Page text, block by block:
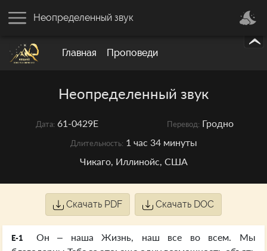
Главная Проповеди
Неопределенный звук
Неопределенный звук
Дата: 61-0429E Перевод: Гродно
Длительность: 1 час 34 минуты
Чикаго, Иллинойс, США
Скачать PDF Скачать DOC
E-1
Он – наша Жизнь, наш все во всем. Мы